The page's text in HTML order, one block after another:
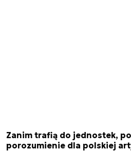
Zanim trafią do jednostek,
porozumienie dla polskiej